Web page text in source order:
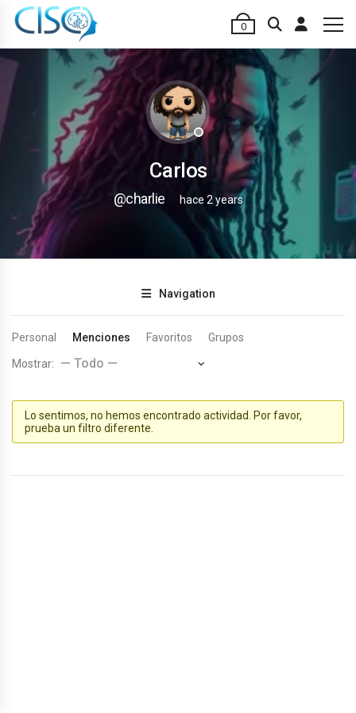
0
Carlos
@charlie hace 2 years
Navigation
Personal Menciones Favoritos Grupos
Mostrar:
Lo sentimos, no hemos encontrado actividad. Por favor,
prueba un filtro diferente.